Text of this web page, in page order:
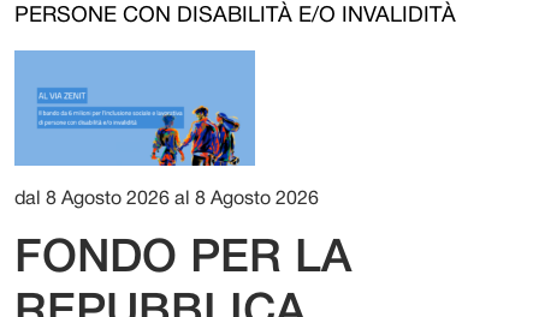
PERSONE CON DISABILITÀ E/O INVALIDITÀ
dal 8 Agosto 2026 al 8 Agosto 2026
FONDO PER LA